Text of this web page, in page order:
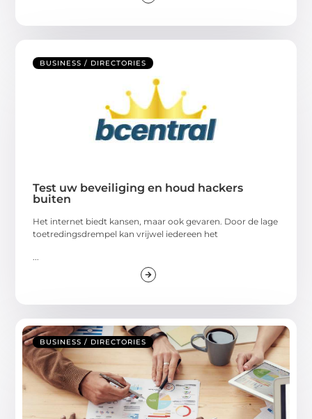
BUSINESS / DIRECTORIES
Test uw beveiliging en houd hackers
buiten
Het internet biedt kansen, maar ook gevaren. Door de lage
toetredingsdrempel kan vrijwel iedereen het
BUSINESS / DIRECTORIES